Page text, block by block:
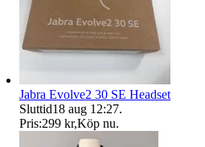
Jabra Evolve2 30 SE Headset
Sluttid18 aug 12:27.
Pris:299 kr,Köp nu.